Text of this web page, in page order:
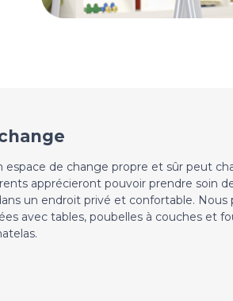
espace de change propre et sûr peut
apprécieront pouvoir prendre soin
un endroit privé et confortable.
avec tables, poubelles à couches et